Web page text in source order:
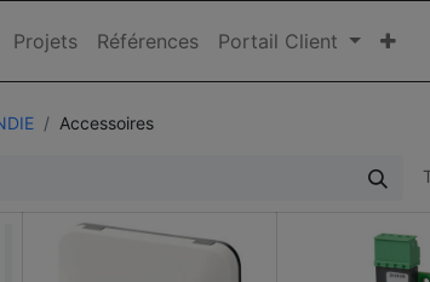
Projets Références Portail Client
Accessoires